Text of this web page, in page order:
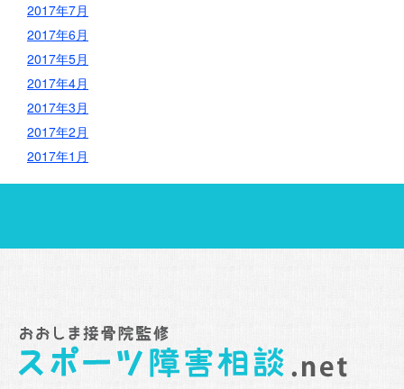
2017年7月
2017年6月
2017年5月
2017年4月
2017年3月
2017年2月
2017年1月